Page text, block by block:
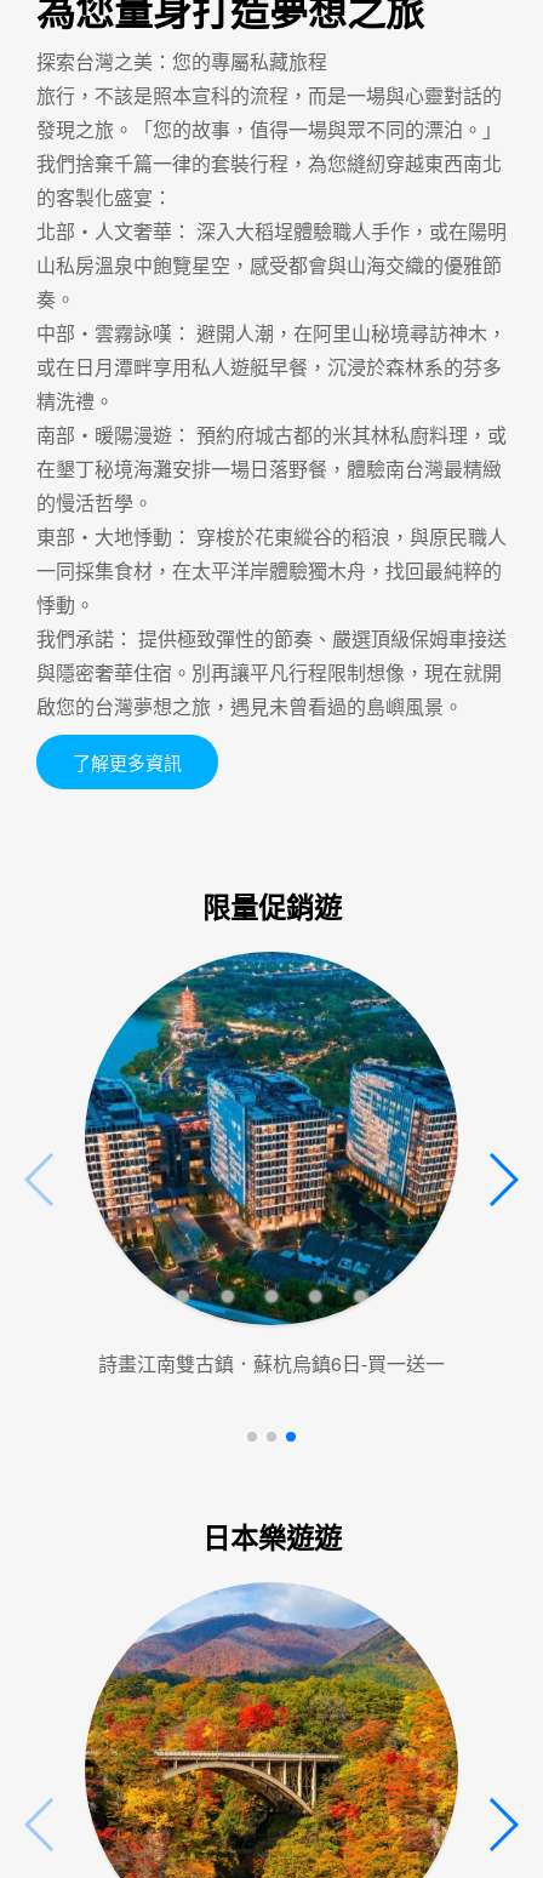
探索台灣之美：您的專屬私藏旅程
旅行，不該是照本宣科的流程，而是一場與心靈對話的
發現之旅。「您的故事，值得一場與眾不同的漂泊。」
我們捨棄千篇一律的套裝行程，為您縫紉穿越東西南北
的客製化盛宴：
北部・人文奢華： 深入大稻埕體驗職人手作，或在陽明
山私房溫泉中飽覽星空，感受都會與山海交織的優雅節
奏。
中部・雲霧詠嘆： 避開人潮，在阿里山秘境尋訪神木，
或在日月潭畔享用私人遊艇早餐，沉浸於森林系的芬多
精洗禮。
南部・暖陽漫遊： 預約府城古都的米其林私廚料理，或
在墾丁秘境海灘安排一場日落野餐，體驗南台灣最精緻
的慢活哲學。
東部・大地悸動： 穿梭於花東縱谷的稻浪，與原民職人
一同採集食材，在太平洋岸體驗獨木舟，找回最純粹的
悸動。
我們承諾： 提供極致彈性的節奏、嚴選頂級保姆車接送
與隱密奢華住宿。別再讓平凡行程限制想像，現在就開
啟您的台灣夢想之旅，遇見未曾看過的島嶼風景。
了解更多資訊
限量促銷遊
詩畫江南雙古鎮．蘇杭烏鎮6日-買一送一
日本樂遊遊